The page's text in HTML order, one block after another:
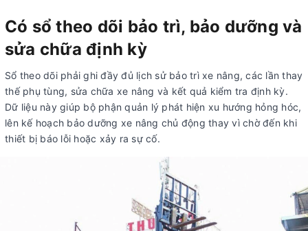
Có sổ theo dõi bảo trì, bảo dưỡng và
sửa chữa định kỳ
Sổ theo dõi phải ghi đầy đủ lịch sử bảo trì xe nâng, các lần thay
thế phụ tùng, sửa chữa xe nâng và kết quả kiểm tra định kỳ.
Dữ liệu này giúp bộ phận quản lý phát hiện xu hướng hỏng hóc,
lên kế hoạch bảo dưỡng xe nâng chủ động thay vì chờ đến khi
thiết bị báo lỗi hoặc xảy ra sự cố.